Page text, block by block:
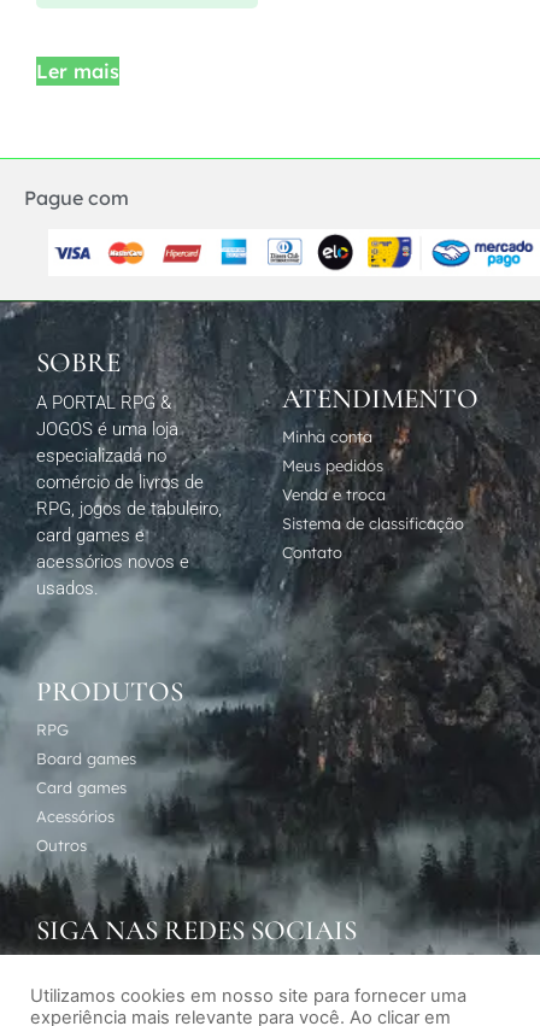
Ler mais
Pague com
SOBRE
A PORTAL RPG &
JOGOS é uma loja
especializada no
comércio de livros de
RPG, jogos de tabuleiro,
card games e
acessórios novos e
usados.
ATENDIMENTO
Minha conta
Meus pedidos
Venda e troca
Sistema de classificação
Contato
PRODUTOS
RPG
Board games
Card games
Acessórios
Outros
SIGA NAS REDES SOCIAIS
Utilizamos cookies em nosso site para fornecer uma
experiência mais relevante para você. Ao clicar em